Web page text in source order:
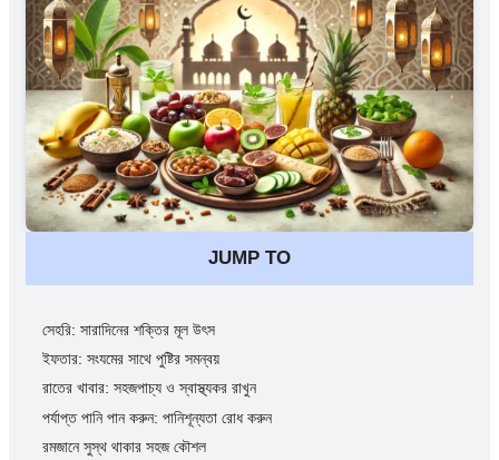
JUMP TO
সেহরি: সারাদিনের শক্তির মূল উৎস
ইফতার: সংযমের সাথে পুষ্টির সমন্বয়
রাতের খাবার: সহজপাচ্য ও স্বাস্থ্যকর রাখুন
পর্যাপ্ত পানি পান করুন: পানিশূন্যতা রোধ করুন
রমজানে সুস্থ থাকার সহজ কৌশল